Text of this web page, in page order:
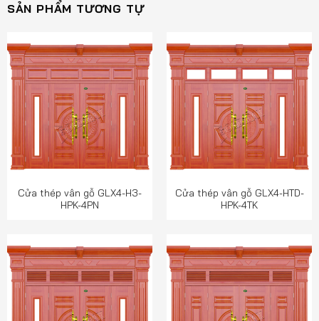
SẢN PHẨM TƯƠNG TỰ
Cửa thép vân gỗ GLX4-H3-
HPK-4PN
Cửa thép vân gỗ GLX4-HTD-
HPK-4TK